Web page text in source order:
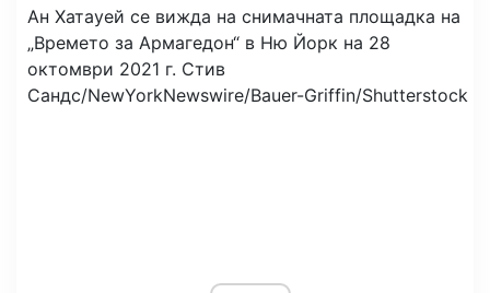
Ан Хатауей се вижда на снимачната площадка на
„Времето за Армагедон“ в Ню Йорк на 28
октомври 2021 г. Стив
Сандс/NewYorkNewswire/Bauer-Griffin/Shutterstock